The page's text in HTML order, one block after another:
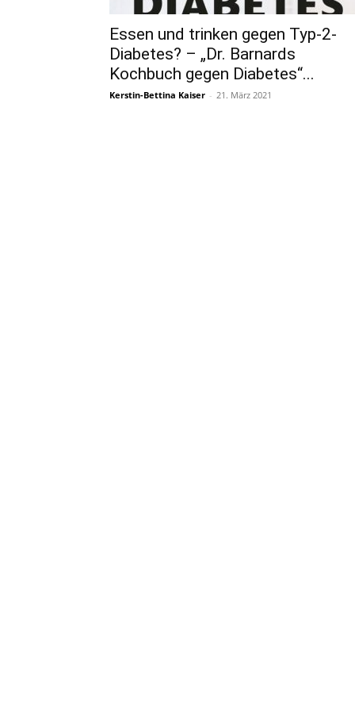
Essen und trinken gegen Typ-2-
Diabetes? – „Dr. Barnards
Kochbuch gegen Diabetes“...
Kerstin-Bettina Kaiser - 21. März 2021